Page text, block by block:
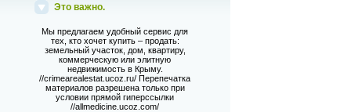
Это важно.
Мы предлагаем удобный сервис для
тех, кто хочет купить – продать:
земельный участок, дом, квартиру,
коммерческую или элитную
недвижимость в Крыму.
//crimearealestat.ucoz.ru/ Перепечатка
материалов разрешена только при
условии прямой гиперссылки
//allmedicine.ucoz.com/